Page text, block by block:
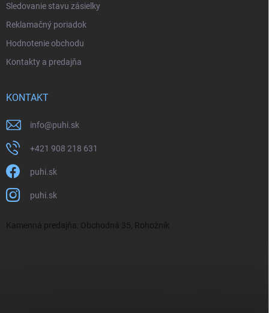
Sledovanie stavu zásielky
Reklamačný poriadok
Hodnotenie obchodu
Kontakty a predajňa
KONTAKT
info@puhi.sk
+421 908 218 631
puhi.sk
puhi.sk
Kamenná predajňa: Obchodná 35, Rohožník